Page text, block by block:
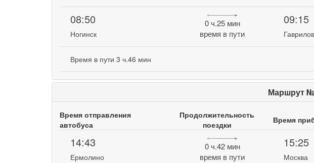
08:50
Ногинск
0 ч.25 мин
время в пути
09:15
Время в пути 3 ч.46 мин
Маршрут
Время отправления
автобуса
Продолжительность
поездки
Время
14:43
Ермолино
0 ч.42 мин
время в пути
15:25
Москва